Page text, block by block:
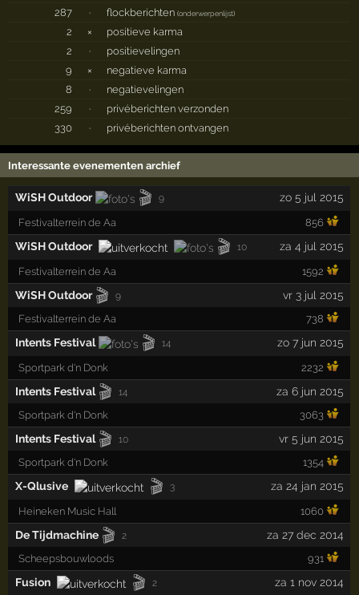
287
· flockberichten(onderwerpenlijst)
2 ×
positieve karma
2
·
positievelingen
9
×
negatieve karma
8
·
negatievelingen
259
·
privéberichten verzonden
330
· privéberichten ontvangen
Interessante evenementen archief
WiSH Outdoor 🎬 9 zo 5 jul 2015
Festivalterrein de Aa 856
WiSH Outdoor 🎬 10 za 4 jul 2015
Festivalterrein de Aa 1592
WiSH Outdoor 🎬 9 vr 3 jul 2015
Festivalterrein de Aa 738
Intents Festival 🎬 14 zo 7 jun 2015
Sportpark d'n Donk 2232
Intents Festival 🎬 14 za 6 jun 2015
Sportpark d'n Donk 3063
Intents Festival 🎬 10 vr 5 jun 2015
Sportpark d'n Donk 1354
X-Qlusive 🎬 3 za 24 jan 2015
Heineken Music Hall 1060
De Tijdmachine 🎬 2 za 27 dec 2014
Scheepsbouwloods 931
Fusion 🎬 2 za 1 nov 2014